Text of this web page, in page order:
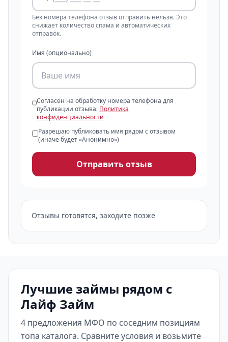
Без номера телефона отзыв отправить нельзя. Это
снижает количество спама и автоматических
отправок.
Имя (опционально)
Согласен на обработку номера телефона для
публикации отзыва. Политика
конфиденциальности
Разрешаю публиковать имя рядом с отзывом
(иначе будет «Анонимно»)
Отправить отзыв
Отзывы готовятся, заходите позже
Лучшие займы рядом с
Лайф Займ
4 предложения МФО по соседним позициям
топа каталога. Сравните условия и возьмите